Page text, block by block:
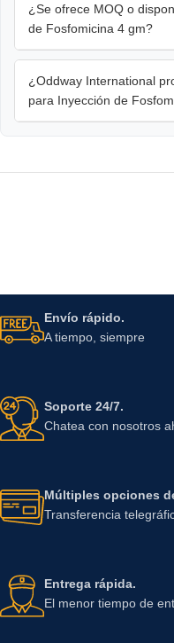
¿Se ofrece MOQ o
de Fosfomicina 4 gm?
¿Oddway International
para Inyección de
Envío rápido.
A tiempo, siempre
Soporte 24/7.
Chatea con nosotros
Múltiples opciones
Transferencia
Entrega rápida.
El menor tiempo de